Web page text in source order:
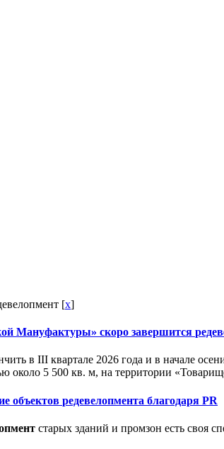
[x]
Мануфактуры» скоро завершится
в III квартале 2026 года и в начале
около 5 500 кв. м, на территории
объектов редевелопмента благодаря PR
старых зданий и промзон есть своя